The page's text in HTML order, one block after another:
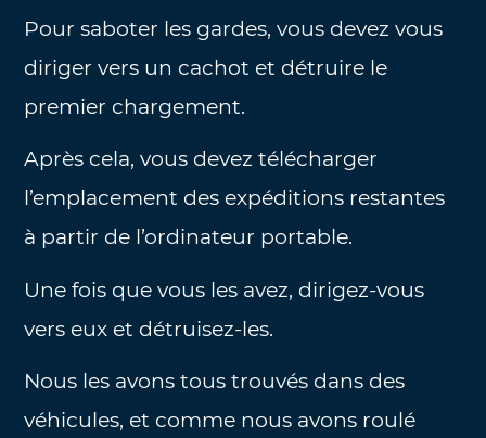
Pour saboter les gardes, vous devez vous
diriger vers un cachot et détruire le
premier chargement.
Après cela, vous devez télécharger
l’emplacement des expéditions restantes
à partir de l’ordinateur portable.
Une fois que vous les avez, dirigez-vous
vers eux et détruisez-les.
Nous les avons tous trouvés dans des
véhicules, et comme nous avons roulé